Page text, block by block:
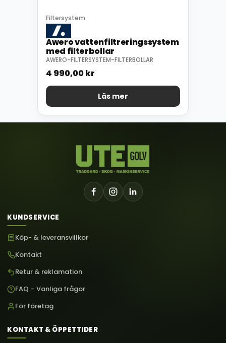
Filtersystem
Awero vattenfiltreringssystem
med filterbollar
AWERO-FILTERSYSTEM-FILTERBOLLAR
4 990,00kr
Läs mer
KUNDSERVICE
Köp- & leveransvillkor
Kontakt
Retur & reklamation
FAQ – Vanliga frågor
För företag
KONTAKT & ÖPPETTIDER